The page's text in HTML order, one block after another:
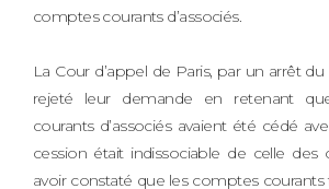
comptes courants d’associés.
La Cour d’appel de Paris, par un arrêt du
rejeté leur demande en retenant
courants d’associés avaient été cédé
cession était indissociable de celle
avoir constaté que les comptes courants